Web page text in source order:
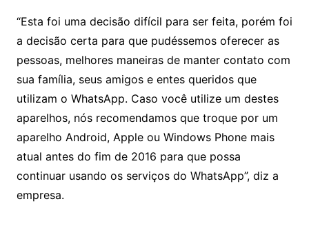
“Esta foi uma decisão difícil para ser feita, porém foi
a decisão certa para que pudéssemos oferecer as
pessoas, melhores maneiras de manter contato com
sua família, seus amigos e entes queridos que
utilizam o WhatsApp. Caso você utilize um destes
aparelhos, nós recomendamos que troque por um
aparelho Android, Apple ou Windows Phone mais
atual antes do fim de 2016 para que possa
continuar usando os serviços do WhatsApp”, diz a
empresa.